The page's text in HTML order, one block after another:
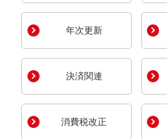
年次更新
決済関連
消費税改正